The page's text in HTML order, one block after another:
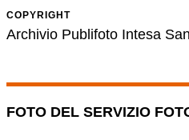
COPYRIGHT
Archivio Publifoto Intesa
FOTO DEL SERVIZIO